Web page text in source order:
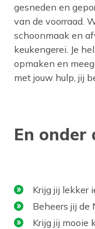
gesneden en
van de voorraad.
schoonmaak en
keukengerei. Je
opmaken en
met jouw hulp, jij
En onder
Krijg jij lekker
Beheers jij de
Krijg jij mooie